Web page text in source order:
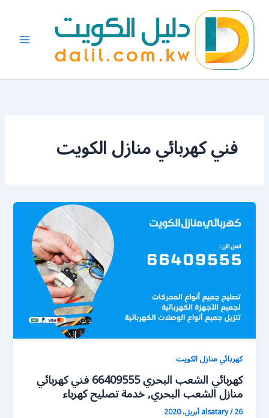
المحتوى
فني كهربائي منازل الكويت
كهربائي منازل الكويت
كهربائي الشعب البحري 66409555 فني كهربائي
منازل الشعب البحري, خدمة تصليح كهرباء
alsatary/26 أبريل، 2020